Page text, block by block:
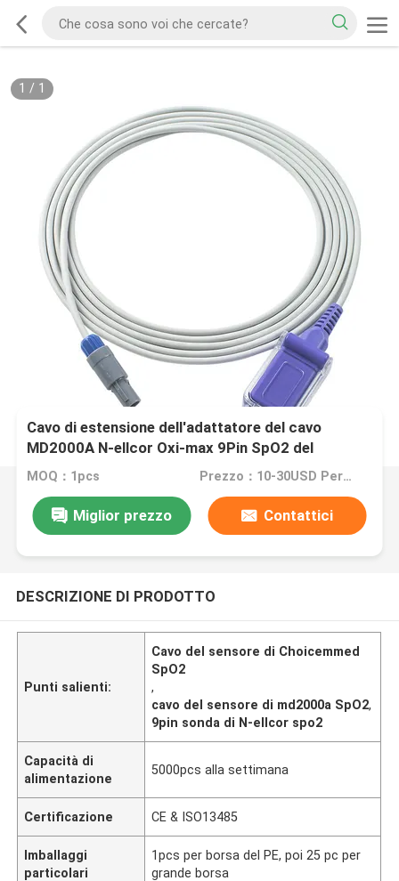
1 / 1
Cavo di estensione dell'adattatore del cavo
MD2000A N-ellcor Oxi-max 9Pin SpO2 del
sensore di ChoiceMMed SpO2
MOQ：1pcs Prezzo：10-30USD Per pcs
Miglior prezzo Contattici
DESCRIZIONE DI PRODOTTO
Punti salienti:
Cavo del sensore di Choicemmed
SpO2
,
cavo del sensore di md2000a SpO2,
9pin sonda di N-ellcor spo2
Capacità di
alimentazione
5000pcs alla settimana
Certificazione CE & ISO13485
Imballaggi
particolari
1pcs per borsa del PE, poi 25 pc per
grande borsa